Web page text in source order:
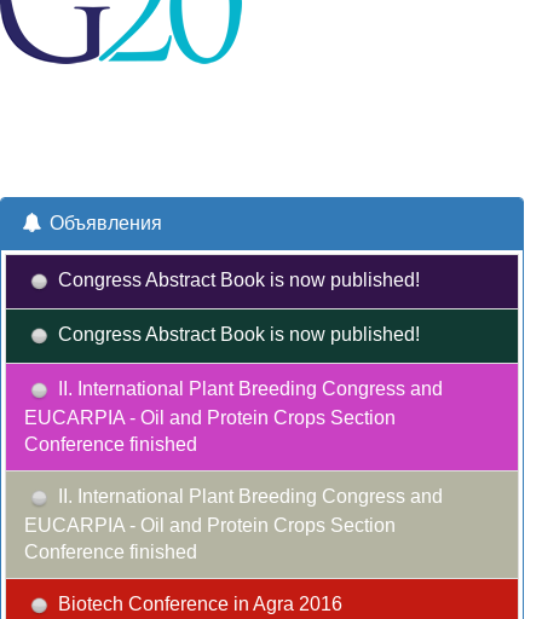
Объявления
Congress Abstract Book is now published!
Congress Abstract Book is now published!
II. International Plant Breeding Congress and
EUCARPIA - Oil and Protein Crops Section
Conference finished
II. International Plant Breeding Congress and
EUCARPIA - Oil and Protein Crops Section
Conference finished
Biotech Conference in Agra 2016